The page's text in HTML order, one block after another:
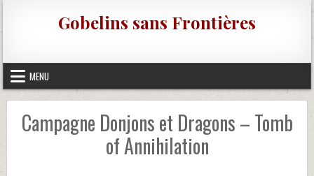
Gobelins sans Frontières
MENU
Campagne Donjons et Dragons – Tomb
of Annihilation